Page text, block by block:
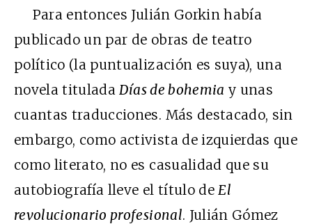
Para entonces Julián Gorkin había
publicado un par de obras de teatro
político (la puntualización es suya), una
novela tituladaDías de bohemia y unas
cuantas traducciones. Más destacado, sin
embargo, como activista de izquierdas que
como literato, no es casualidad que su
autobiografía lleve el título deEl
revolucionario profesional. Julián Gómez